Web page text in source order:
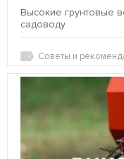
Высокие грунтовые
садоводу
Советы и